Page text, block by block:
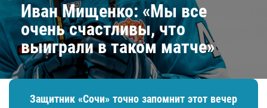
Иван Мищенко: «Мы все
очень счастливы, что
выиграли в таком матче»
Защитник «Сочи» точно запомнит этот вечер